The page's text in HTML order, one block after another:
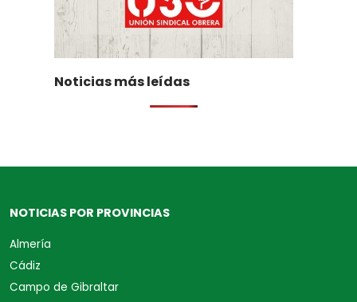
Noticias más leídas
NOTICIAS POR PROVINCIAS
Almería
Cádiz
Campo de Gibraltar